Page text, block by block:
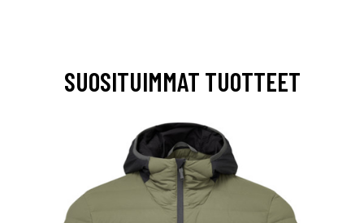
SUOSITUIMMAT TUOTTEET